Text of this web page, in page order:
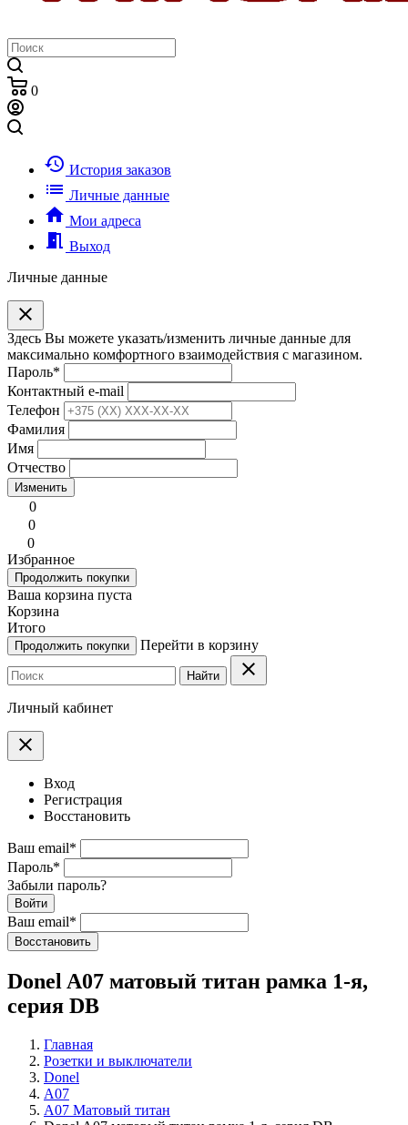
0
history История заказов
list Личные данные
home Мои адреса
meeting_room Выход
Личные данные
clear
Здесь Вы можете указать/изменить личные данные для
максимально комфортного взаимодействия с магазином.
Пароль*
Контактный e-mail
Телефон
Фамилия
Имя
Отчество
Изменить
0
0
0
Избранное
Продолжить покупки
Ваша корзина пуста
Корзина
Итого
Продолжить покупки Перейти в корзину
Найти clear
Личный кабинет
clear
Вход
Регистрация
Восстановить
Ваш email*
Пароль*
Забыли пароль?
Войти
Ваш email*
Воcстановить
Donel A07 матовый титан рамка 1-я,
серия DB
Главная
Розетки и выключатели
Donel
A07
A07 Матовый титан